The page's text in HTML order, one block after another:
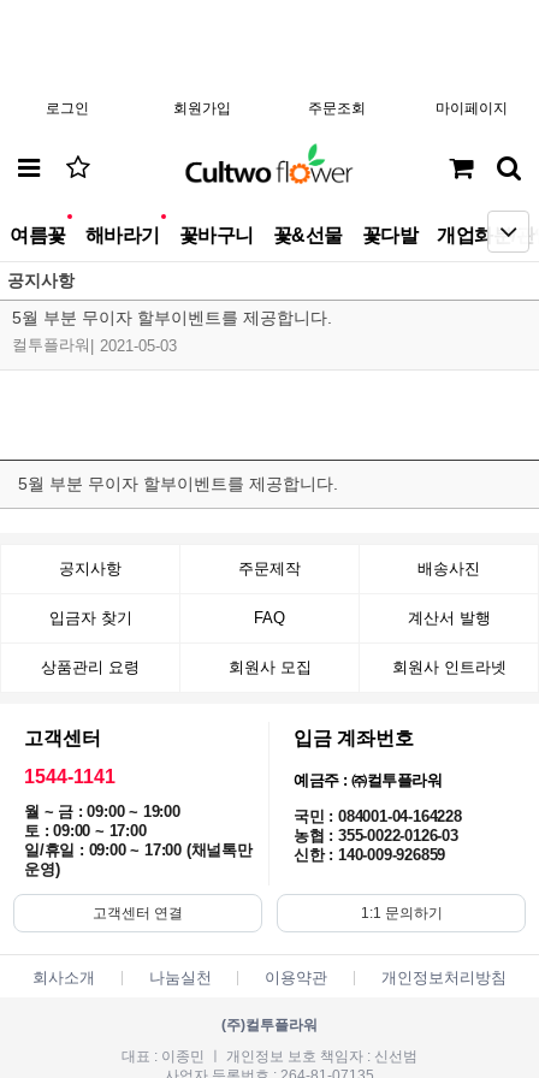
로그인 회원가입 주문조회 마이페이지
여름꽃 해바라기 꽃바구니 꽃&선물 꽃다발 개업화분/
공지사항
5월 부분 무이자 할부이벤트를 제공합니다.
컬투플라워 2021-05-03
5월 부분 무이자 할부이벤트를 제공합니다.
공지사항 주문제작 배송사진
입금자 찾기 FAQ 계산서 발행
상품관리 요령 회원사 모집 회원사 인트라넷
고객센터
1544-1141
월 ~ 금 : 09:00 ~ 19:00
토 : 09:00 ~ 17:00
일/휴일 : 09:00 ~ 17:00 (채널톡만
운영)
입금 계좌번호
예금주 : ㈜컬투플라워
국민 : 084001-04-164228
농협 : 355-0022-0126-03
신한 : 140-009-926859
고객센터 연결 1:1 문의하기
회사소개 나눔실천 이용약관 개인정보처리방침
(주)컬투플라워
대표 : 이종민 ㅣ 개인정보 보호 책임자 : 신선범